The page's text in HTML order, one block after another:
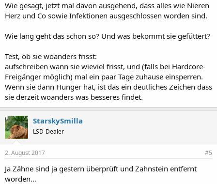
Wie gesagt, jetzt mal davon ausgehend, dass alles wie Nieren
Herz und Co sowie Infektionen ausgeschlossen worden sind.
Wie lang geht das schon so? Und was bekommt sie gefüttert?
Test, ob sie woanders frisst:
aufschreiben wann sie wieviel frisst, und (falls bei Hardcore-
Freigänger möglich) mal ein paar Tage zuhause einsperren.
Wenn sie dann Hunger hat, ist das ein deutliches Zeichen dass
sie derzeit woanders was besseres findet.
StarskySmilla
LSD-Dealer
2. August 2017 #5
Ja Zähne sind ja gestern überprüft und Zahnstein entfernt
worden...